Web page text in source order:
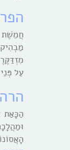
חֲמֵשֶׁת
עַל
הַכָּאַת